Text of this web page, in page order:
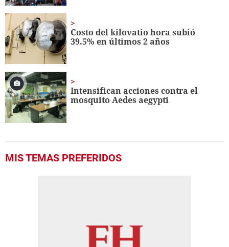
Costo del kilovatio hora subió
39.5% en últimos 2 años
Intensifican acciones contra el
mosquito Aedes aegypti
MIS TEMAS PREFERIDOS